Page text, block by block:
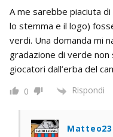
A me sarebbe piaciuta di
lo stemma e il logo)
verdi. Una domanda mi
gradazione di verde non
giocatori dall’erba del
0 Rispondi
Matteo23